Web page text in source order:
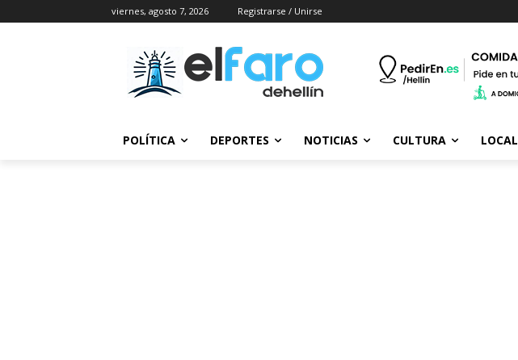
viernes, agosto 7, 2026 Registrarse / Unirse
POLÍTICA DEPORTES NOTICIAS CULTURA LOCAL